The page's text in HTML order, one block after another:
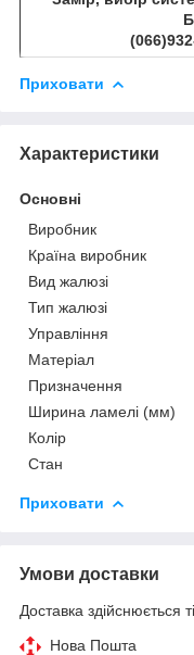
Приховати
Характеристики
Основні
Виробник
Країна виробник
Вид жалюзі
Тип жалюзі
Управління
Матеріал
Призначення
Ширина ламелі (мм)
Колір
Стан
Приховати
Умови доставки
Доставка здійснюється
Нова Пошта